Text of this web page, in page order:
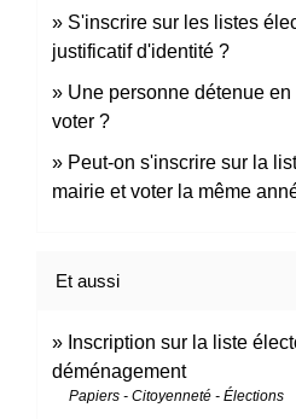
S'inscrire sur les listes
justificatif d'identité ?
Une personne détenue
voter ?
Peut-on s'inscrire sur la
mairie et voter la même
Et aussi
Inscription sur la liste
déménagement
Papiers - Citoyenneté - Élections